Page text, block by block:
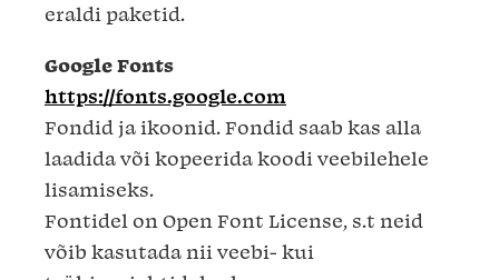
eraldi paketid.
Google Fonts
https://fonts.google.com
Fondid ja ikoonid. Fondid saab kas alla
laadida või kopeerida koodi veebilehele
lisamiseks.
Fontidel on Open Font License, s.t neid
võib kasutada nii veebi- kui